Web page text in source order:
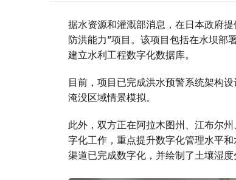
据水资源和灌溉部消息，在日本政府
防洪能力”项目。该项目包括在水坝部
建立水利工程数字化数据库。
目前，项目已完成洪水预警系统架构
淹没区域情景模拟。
此外，双方正在阿拉木图州、江布尔
字化工作，重点提升数字化管理水平
渠道已完成数字化，并绘制了土壤湿度